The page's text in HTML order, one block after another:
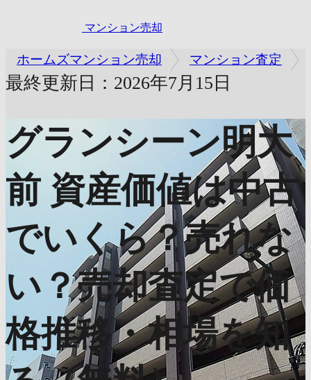
マンション売却
ホームズマンション売却 マンション査定
最終更新日：2026年7月15日
グランシーン明大
前 資産価値は中古
でいくら？売れな
い？売却査定で価
格推移・相場を知